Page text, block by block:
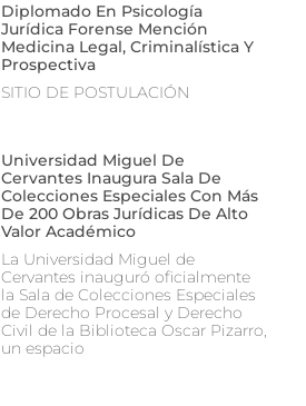
Diplomado En Psicología
Jurídica Forense Mención
Medicina Legal, Criminalística Y
Prospectiva
SITIO DE POSTULACIÓN
Universidad Miguel De
Cervantes Inaugura Sala De
Colecciones Especiales Con Más
De 200 Obras Jurídicas De Alto
Valor Académico
La Universidad Miguel de
Cervantes inauguró oficialmente
la Sala de Colecciones Especiales
de Derecho Procesal y Derecho
Civil de la Biblioteca Oscar Pizarro,
un espacio